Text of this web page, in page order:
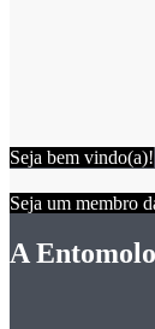
Seja bem vindo(a)!
Seja um membro
A